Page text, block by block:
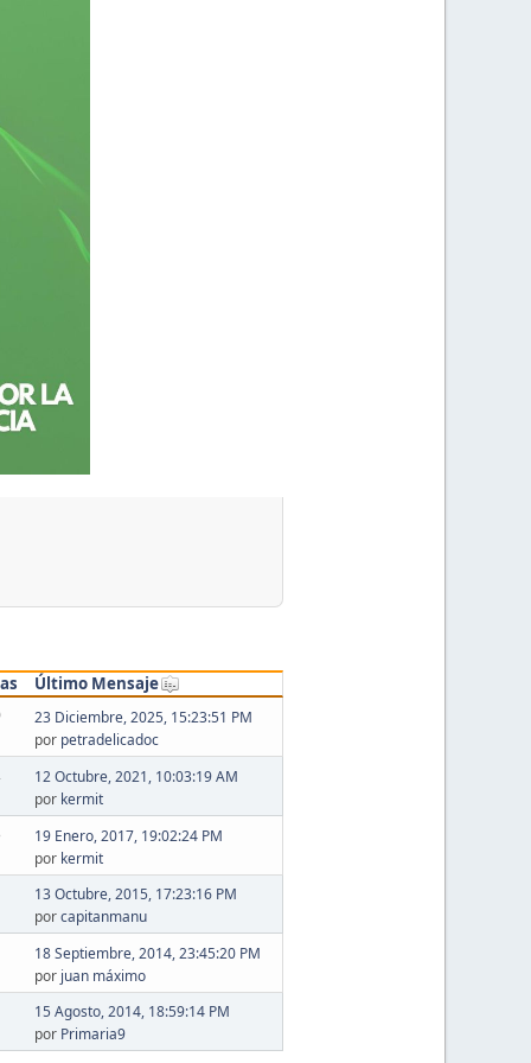
Último Mensaje
23 Diciembre, 2025, 15:23:51 PM
por petradelicadoc
12 Octubre, 2021, 10:03:19 AM
por kermit
19 Enero, 2017, 19:02:24 PM
por kermit
13 Octubre, 2015, 17:23:16 PM
porcapitanmanu
18 Septiembre, 2014, 23:45:20 PM
por juan máximo
15 Agosto, 2014, 18:59:14 PM
por Primaria9